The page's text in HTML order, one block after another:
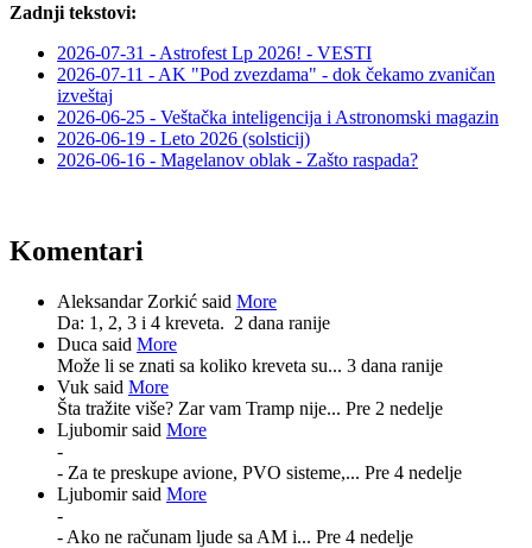
Zadnji tekstovi:
2026-07-31 - Astrofest Lp 2026! - VESTI
2026-07-11 - AK "Pod zvezdama" - dok čekamo zvaničan
izveštaj
2026-06-25 - Veštačka inteligencija i Astronomski magazin
2026-06-19 - Leto 2026 (solsticij)
2026-06-16 - Magelanov oblak - Zašto raspada?
Komentari
Aleksandar Zorkić said More
Da: 1, 2, 3 i 4 kreveta. 2 dana ranije
Duca said More
Može li se znati sa koliko kreveta su... 3 dana ranije
Vuk said More
Šta tražite više? Zar vam Tramp nije... Pre 2 nedelje
Ljubomir said More
-
- Za te preskupe avione, PVO sisteme,... Pre 4 nedelje
Ljubomir said More
-
- Ako ne računam ljude sa AM i... Pre 4 nedelje